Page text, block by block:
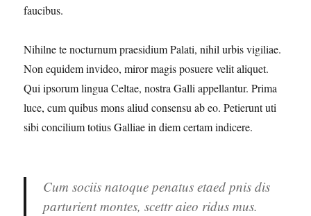
faucibus.
Nihilne te nocturnum praesidium Palati, nihil urbis vigiliae.
Non equidem invideo, miror magis posuere velit aliquet.
Qui ipsorum lingua Celtae, nostra Galli appellantur. Prima
luce, cum quibus mons aliud consensu ab eo. Petierunt uti
sibi concilium totius Galliae in diem certam indicere.
Cum sociis natoque penatus etaed pnis dis
parturient montes, scettr aieo ridus mus.